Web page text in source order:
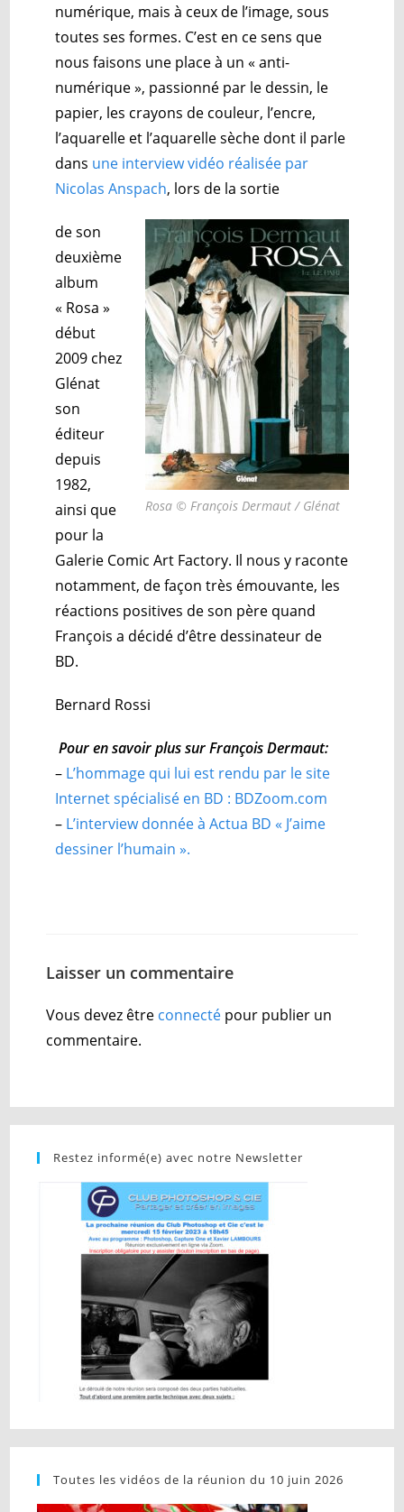
numérique, mais à ceux de l’image, sous
toutes ses formes. C’est en ce sens que
nous faisons une place à un « anti-
numérique », passionné par le dessin, le
papier, les crayons de couleur, l’encre,
l’aquarelle et l’aquarelle sèche dont il parle
dans une interview vidéo réalisée par
Nicolas Anspach, lors de la sortie
Rosa © François Dermaut / Glénat
de son
deuxième
album
« Rosa »
début
2009 chez
Glénat
son
éditeur
depuis
1982,
ainsi que
pour la
Galerie Comic Art Factory. Il nous y raconte
notamment, de façon très émouvante, les
réactions positives de son père quand
François a décidé d’être dessinateur de
BD.
Bernard Rossi
Pour en savoir plus sur François Dermaut:
– L’hommage qui lui est rendu par le site
Internet spécialisé en BD : BDZoom.com
– L’interview donnée à Actua BD « J’aime
dessiner l’humain ».
Laisser un commentaire
Vous devez être connecté pour publier un
commentaire.
Restez informé(e) avec notre Newsletter
Toutes les vidéos de la réunion du 10 juin 2026